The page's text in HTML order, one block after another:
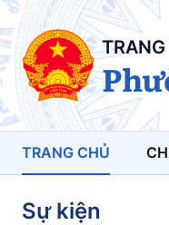
TRANG CHỦ
Sự kiện